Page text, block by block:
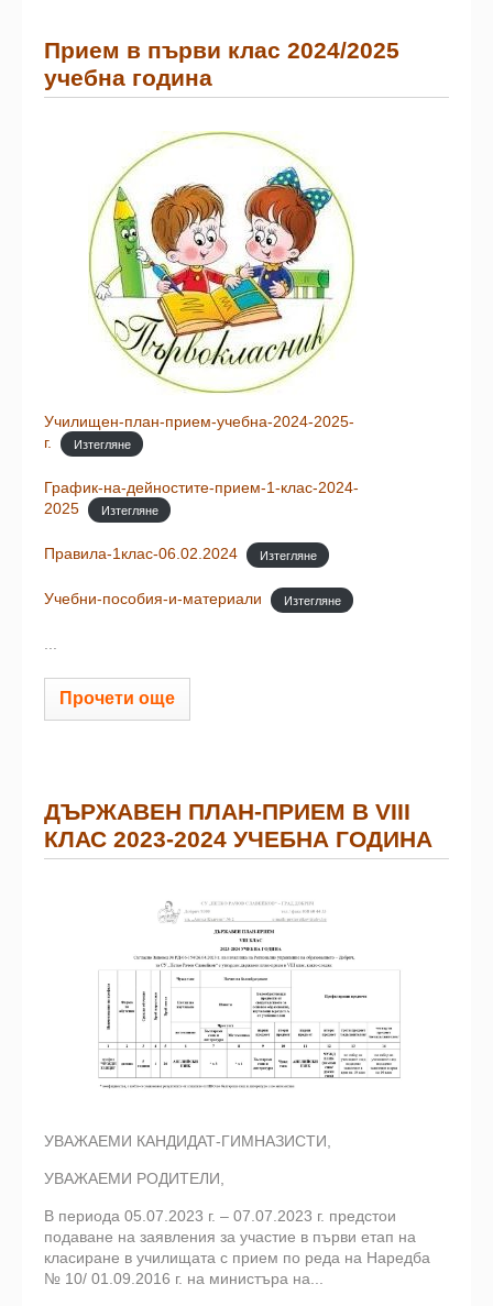
Прием в първи клас 2024/2025
учебна година
Училищен-план-прием-учебна-2024-2025-
г.
Изтегляне
График-на-дейностите-прием-1-клас-2024-
2025
Изтегляне
Правила-1клас-06.02.2024 Изтегляне
Учебни-пособия-и-материали Изтегляне
...
Прочети още
ДЪРЖАВЕН ПЛАН-ПРИЕМ В VIII
КЛАС 2023-2024 УЧЕБНА ГОДИНА
УВАЖАЕМИ КАНДИДАТ-ГИМНАЗИСТИ,
УВАЖАЕМИ РОДИТЕЛИ,
В периода 05.07.2023 г. – 07.07.2023 г. предстои
подаване на заявления за участие в първи етап на
класиране в училищата с прием по реда на Наредба
№ 10/ 01.09.2016 г. на министъра на...